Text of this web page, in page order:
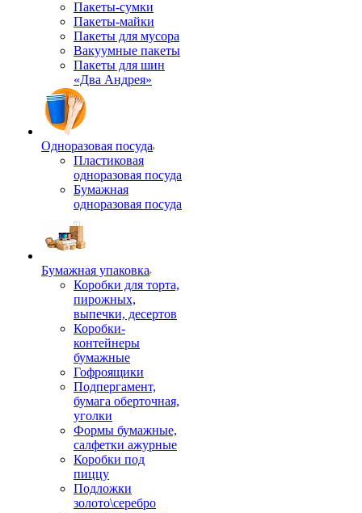
Пакеты-сумки
Пакеты-майки
Пакеты для мусора
Вакуумные пакеты
Пакеты для шин
«Два Андрея»
Одноразовая посуда
Пластиковая
одноразовая посуда
Бумажная
одноразовая посуда
Бумажная упаковка
Коробки для торта,
пирожных,
выпечки, десертов
Коробки-
контейнеры
бумажные
Гофроящики
Подпергамент,
бумага оберточная,
уголки
Формы бумажные,
салфетки ажурные
Коробки под
пиццу
Подложки
золото\серебро